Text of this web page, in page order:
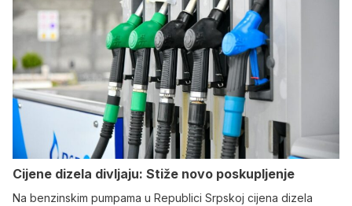
Cijene dizela divljaju: Stiže novo poskupljenje
Na benzinskim pumpama u Republici Srpskoj cijena dizela